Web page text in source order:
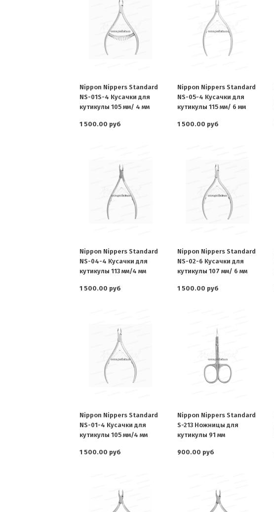
Nippon Nippers Standard
NS-01S-4 Кусачки для
кутикулы 105 мм/ 4 мм
1 500.00 руб
Nippon Nippers Standard
NS-05-4 Кусачки для
кутикулы 115 мм/ 6 мм
1 500.00 руб
Nippon Nippers Standard
NS-04-4 Кусачки для
кутикулы 113 мм/4 мм
1 500.00 руб
Nippon Nippers Standard
NS-02-6 Кусачки для
кутикулы 107 мм/ 6 мм
1 500.00 руб
Nippon Nippers Standard
NS-01-4 Кусачки для
кутикулы 105 мм/4 мм
1 500.00 руб
Nippon Nippers Standard
S-213 Ножницы для
кутикулы 91 мм
900.00 руб